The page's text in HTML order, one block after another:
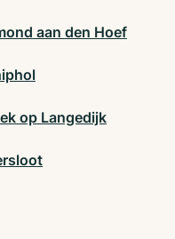
aan den Hoef
op Langedijk